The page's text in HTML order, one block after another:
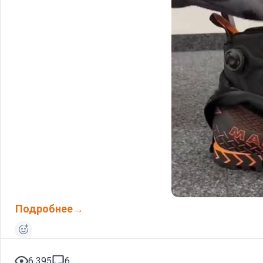
Подробнее